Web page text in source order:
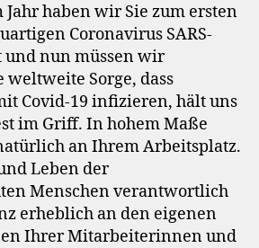
haben wir Sie zum ersten
Coronavirus SARS-
und nun müssen wir
Sorge, dass
Covid-19 infizieren, hält uns
im Griff. In hohem Maße
an Ihrem Arbeitsplatz.
Leben der
Menschen verantwortlich
erheblich an den eigenen
Ihrer Mitarbeiterinnen und